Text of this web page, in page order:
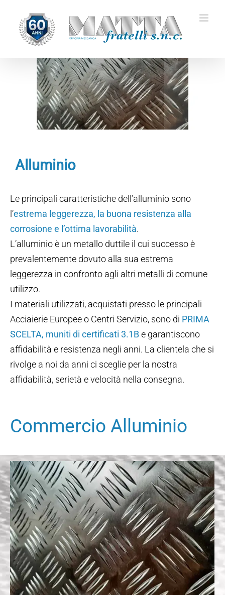
contenuto
Alluminio
Le principali caratteristiche dell’alluminio sono
l’estrema leggerezza, la buona resistenza alla
corrosione e l’ottima lavorabilità.
L’alluminio è un metallo duttile il cui successo è
prevalentemente dovuto alla sua estrema
leggerezza in confronto agli altri metalli di comune
utilizzo.
I materiali utilizzati, acquistati presso le principali
Acciaierie Europee o Centri Servizio, sono di PRIMA
SCELTA, muniti di certificati 3.1Be garantiscono
affidabilità e resistenza negli anni. La clientela che si
rivolge a noi da anni ci sceglie per la nostra
affidabilità, serietà e velocità nella consegna.
Commercio Alluminio